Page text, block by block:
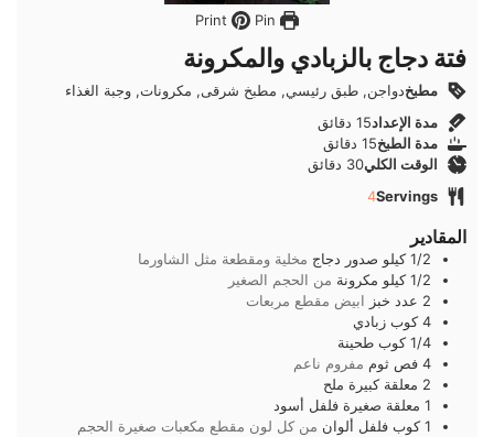
Pin
فتة دجاج بالزبادي والمكرونة
مطبخدواجن, طبق رئيسي, مطبخ شرقى, مكرونات, وجبة الغذاء
مدة الإعداد15دقائق
دقائق
مدة الطبخ15دقائق
دقائق
الوقت الكلي30 دقائق
دقائق
Servings
4
المقادير
1/2 كيلو صدور دجاج مخلية ومقطعة مثل الشاورما
1/2 كيلو مكرونة من الحجم الصغير
2 عدد خبز ابيض مقطع مربعات
4 كوب زبادي
1/4 كوب طحينة
4 فص ثوم مفروم ناعم
2 معلقة كبيرة ملح
1 معلقة صغيرة فلفل أسود
1 كوب فلفل ألوان من كل لون مقطع مكعبات صغيرة الحجم